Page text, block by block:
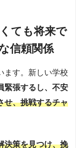
ても将来で
信頼関係
ます。新しい学校
緊張するし、不安
せ、挑戦するチャ
決策を見つけ、挽